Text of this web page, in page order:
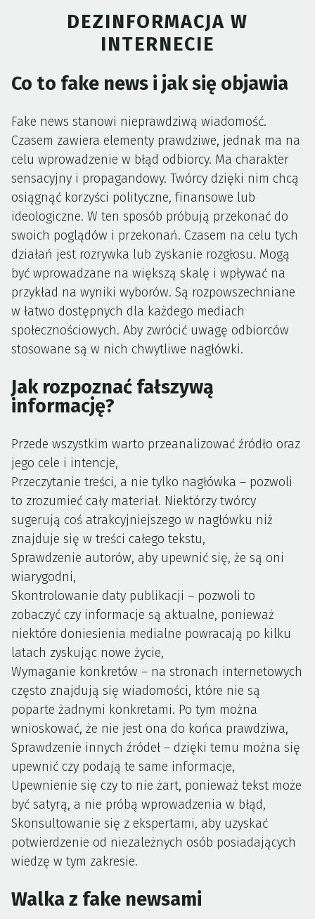
DEZINFORMACJA W
INTERNECIE
Co to fake news i jak się objawia
Fake news stanowi nieprawdziwą wiadomość.
Czasem zawiera elementy prawdziwe, jednak ma na
celu wprowadzenie w błąd odbiorcy. Ma charakter
sensacyjny i propagandowy. Twórcy dzięki nim chcą
osiągnąć korzyści polityczne, finansowe lub
ideologiczne. W ten sposób próbują przekonać do
swoich poglądów i przekonań. Czasem na celu tych
działań jest rozrywka lub zyskanie rozgłosu. Mogą
być wprowadzane na większą skalę i wpływać na
przykład na wyniki wyborów. Są rozpowszechniane
w łatwo dostępnych dla każdego mediach
społecznościowych. Aby zwrócić uwagę odbiorców
stosowane są w nich chwytliwe nagłówki.
Jak rozpoznać fałszywą
informację?
Przede wszystkim warto przeanalizować źródło oraz
jego cele i intencje,
Przeczytanie treści, a nie tylko nagłówka – pozwoli
to zrozumieć cały materiał. Niektórzy twórcy
sugerują coś atrakcyjniejszego w nagłówku niż
znajduje się w treści całego tekstu,
Sprawdzenie autorów, aby upewnić się, że są oni
wiarygodni,
Skontrolowanie daty publikacji – pozwoli to
zobaczyć czy informacje są aktualne, ponieważ
niektóre doniesienia medialne powracają po kilku
latach zyskując nowe życie,
Wymaganie konkretów – na stronach internetowych
często znajdują się wiadomości, które nie są
poparte żadnymi konkretami. Po tym można
wnioskować, że nie jest ona do końca prawdziwa,
Sprawdzenie innych źródeł – dzięki temu można się
upewnić czy podają te same informacje,
Upewnienie się czy to nie żart, ponieważ tekst może
być satyrą, a nie próbą wprowadzenia w błąd,
Skonsultowanie się z ekspertami, aby uzyskać
potwierdzenie od niezależnych osób posiadających
wiedzę w tym zakresie.
Walka z fake newsami